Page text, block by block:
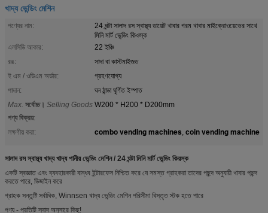
খাদ্য ভেন্ডিং মেশিন
পণ্যের নাম:
24 ঘন্টা সালাদ রস স্বাস্থ্য ডায়েট খাবার গরম খাবার মাইক্রোওয়েভের সাথে
মিনি মার্ট ভেন্ডিং কিওস্ক
এলসিডি আকার:
22 ইঞ্চি
রঙ:
সাদা বা কাস্টমাইজড
ই এম / ওডিএম অর্ডার:
গ্রহণযোগ্য
পাদান:
ঘন ঠান্ডা ঘূর্ণিত ইস্পাত
Max. সর্বোচ্চ। Selling Goods
পণ্য বিক্রয়:
W200 * H200 * D200mm
লক্ষণীয় করা: combo vending machines, coin vending machine
সালাদ রস স্বাস্থ্য খাদ্য খাদ্য পানীয় ভেন্ডিং মেশিন / 24 ঘন্টা মিনি মার্ট ভেন্ডিং কিয়স্ক
একটি স্বজ্ঞাত এবং ব্যবহারকারী বান্ধব ইন্টারফেস নিশ্চিত করে যে সমস্ত গ্রাহকরা তাদের পছন্দ অনুযায়ী খাবার পছন্দ
করতে পারে, ডিজাইন করে
গ্রাহক সন্তুষ্টি সর্বাধিক, Winnsen খাদ্য ভেন্ডিং মেশিন পরিসীমা বিস্তৃত স্টক হতে পারে
পণ্য - প্রতিটি স্বাদ অনুসারে কিছু!